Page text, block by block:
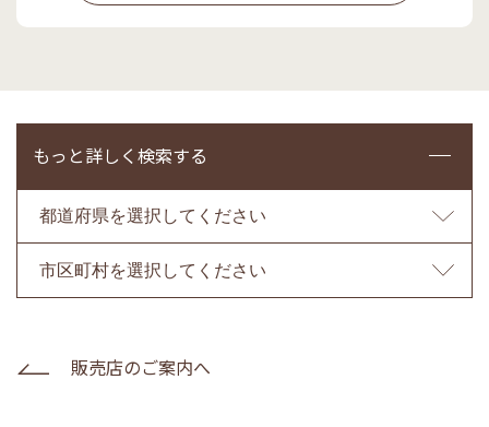
もっと詳しく検索する
販売店のご案内へ